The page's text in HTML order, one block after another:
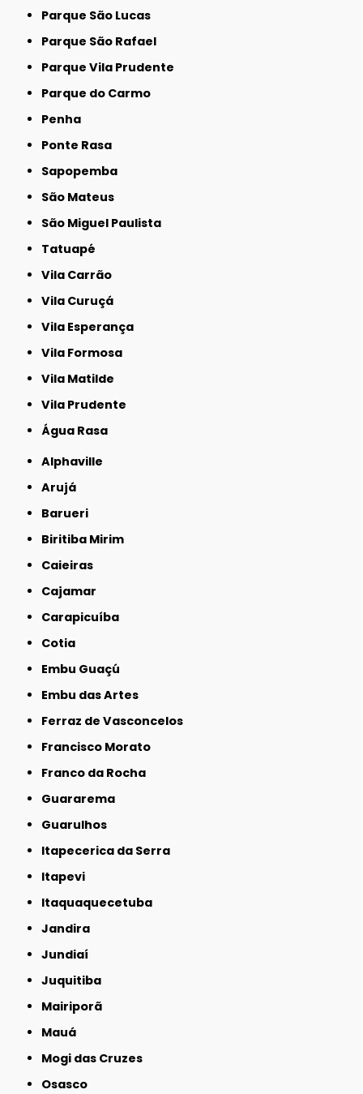
Parque São Lucas
Parque São Rafael
Parque Vila Prudente
Parque do Carmo
Penha
Ponte Rasa
Sapopemba
São Mateus
São Miguel Paulista
Tatuapé
Vila Carrão
Vila Curuçá
Vila Esperança
Vila Formosa
Vila Matilde
Vila Prudente
Água Rasa
Alphaville
Arujá
Barueri
Biritiba Mirim
Caieiras
Cajamar
Carapicuíba
Cotia
Embu Guaçú
Embu das Artes
Ferraz de Vasconcelos
Francisco Morato
Franco da Rocha
Guararema
Guarulhos
Itapecerica da Serra
Itapevi
Itaquaquecetuba
Jandira
Jundiaí
Juquitiba
Mairiporã
Mauá
Mogi das Cruzes
Osasco